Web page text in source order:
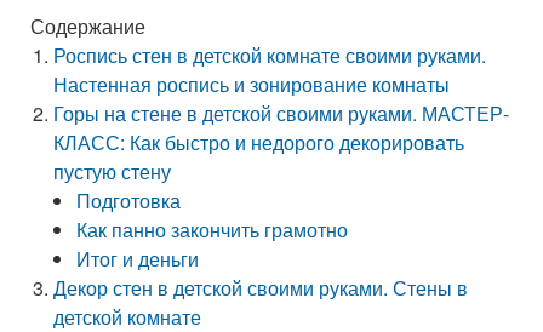
Содержание
Роспись стен в детской комнате своими руками.
Настенная роспись и зонирование комнаты
Горы на стене в детской своими руками. МАСТЕР-
КЛАСС: Как быстро и недорого декорировать
пустую стену
Подготовка
Как панно закончить грамотно
Итог и деньги
Декор стен в детской своими руками. Стены в
детской комнате